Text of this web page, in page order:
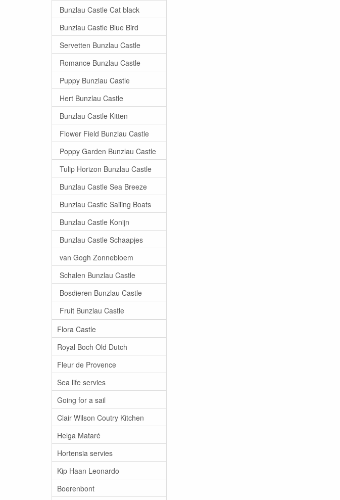
Bunzlau Castle Cat black
Bunzlau Castle Blue Bird
Servetten Bunzlau Castle
Romance Bunzlau Castle
Puppy Bunzlau Castle
Hert Bunzlau Castle
Bunzlau Castle Kitten
Flower Field Bunzlau Castle
Poppy Garden Bunzlau Castle
Tulip Horizon Bunzlau Castle
Bunzlau Castle Sea Breeze
Bunzlau Castle Sailing Boats
Bunzlau Castle Konijn
Bunzlau Castle Schaapjes
van Gogh Zonnebloem
Schalen Bunzlau Castle
Bosdieren Bunzlau Castle
Fruit Bunzlau Castle
Flora Castle
Royal Boch Old Dutch
Fleur de Provence
Sea life servies
Going for a sail
Clair Wilson Coutry Kitchen
Helga Mataré
Hortensia servies
Kip Haan Leonardo
Boerenbont